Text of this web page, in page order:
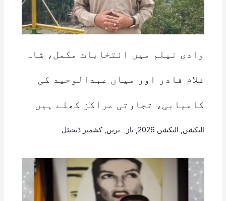
وادی نیلم میں انتخابات مکمل، شاہ
غلام قادر اور میاں عبدالوحید کی
کامیابی، تجارتی مراکز کھلے ہیں
الیکشن الیکشن 2026 , تازہ ترین کشمیر ڈیجیٹل